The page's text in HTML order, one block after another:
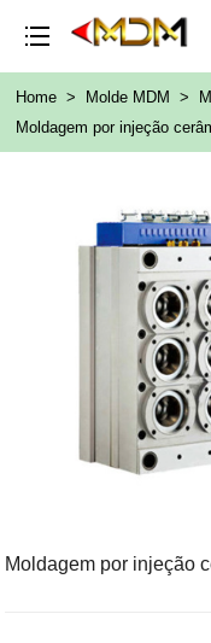
Home > Molde MDM >
Moldagem por injeção
Moldagem por injeção